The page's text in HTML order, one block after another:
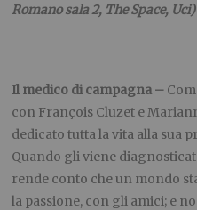
Romano sala 2, The Space, Uci)
Il medico di campagna –
con François Cluzet e
dedicato tutta la vita alla sua
Quando gli viene
rende conto che un mondo
la passione, con gli amici; e